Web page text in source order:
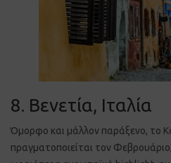
8. Βενετία, Ιταλία
Όμορφο και μάλλον παράξενο, το
πραγματοποιείται τον